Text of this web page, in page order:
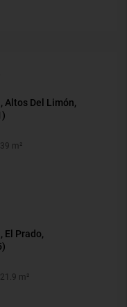
Altos Del Limón,
m²
El Prado,
m²